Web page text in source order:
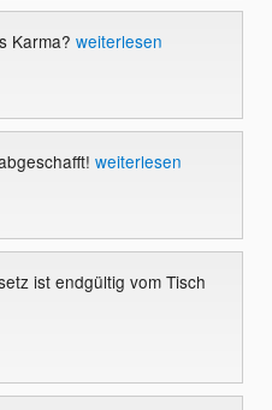
Karma? weiterlesen
weiterlesen
ist endgültig vom Tisch